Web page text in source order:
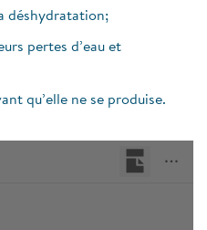
déshydratation;
pertes d’eau et
qu’elle ne se produise.